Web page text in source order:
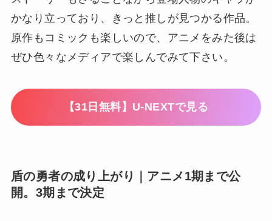
かなり立っており、きっと推しが見つかる作品。
原作もコミックも楽しいので、アニメをみた後は
ぜひ色々なメディアで楽しんでみて下さい。
【31日無料】U-NEXTで見る
盾の勇者の成り上がり｜アニメ1期まで公
開。3期まで決定